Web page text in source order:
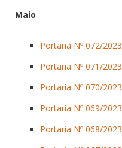
Maio
Portaria Nº 072/2023
Portaria Nº 071/2023
Portaria Nº 070/2023
Portaria Nº 069/2023
Portaria Nº 068/2023